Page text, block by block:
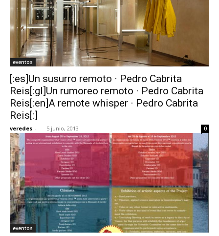
eventos
[:es]Un susurro remoto · Pedro Cabrita
Reis[:gl]Un rumoreo remoto · Pedro Cabrita
Reis[:en]A remote whisper · Pedro Cabrita
Reis[:]
veredes - 5 junio, 2013 0
eventos